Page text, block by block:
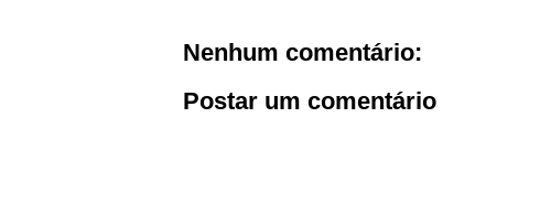
Nenhum comentário:
Postar um comentário